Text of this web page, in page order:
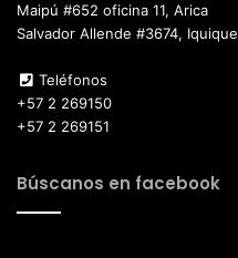
Maipú #652 oficina 11, Arica
Salvador Allende #3674, Iquique
Teléfonos
+57 2 269150
+57 2 269151
Búscanos en facebook